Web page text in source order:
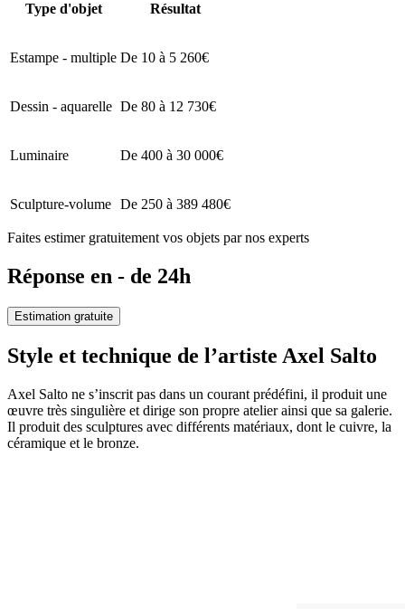
Type d'objet Résultat
Estampe - multiple De 10 à 5 260€
Dessin - aquarelle De 80 à 12 730€
Luminaire De 400 à 30 000€
Sculpture-volume De 250 à 389 480€
Faites estimer gratuitement vos objets par nos experts
Réponse en - de 24h
Estimation gratuite
Style et technique de l’artiste Axel Salto
Axel Salto ne s’inscrit pas dans un courant prédéfini, il produit une
œuvre très singulière et dirige son propre atelier ainsi que sa galerie.
Il produit des sculptures avec différents matériaux, dont le cuivre, la
céramique et le bronze.